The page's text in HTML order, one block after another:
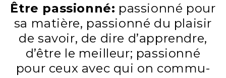
Être passionné: passionné pour
sa matière, passionné du plaisir
de savoir, de dire d’appren­dre,
d’être le meilleur; passionné
pour ceux avec qui on commu­